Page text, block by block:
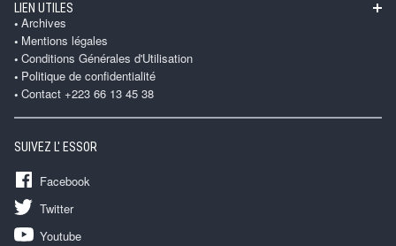
LIEN UTILES
Archives
Mentions légales
Conditions Générales d'Utilisation
Politique de confidentialité
Contact +223 66 13 45 38
SUIVEZ L' ESSOR
Facebook
Twitter
Youtube